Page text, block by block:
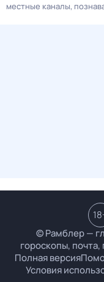
местные каналы
© Рамблер —
гороскопы,
Полная версия
Условия
18